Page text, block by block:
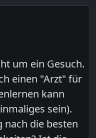
um ein Gesuch.
einen "Arzt" für
kann
sein).
nach die besten